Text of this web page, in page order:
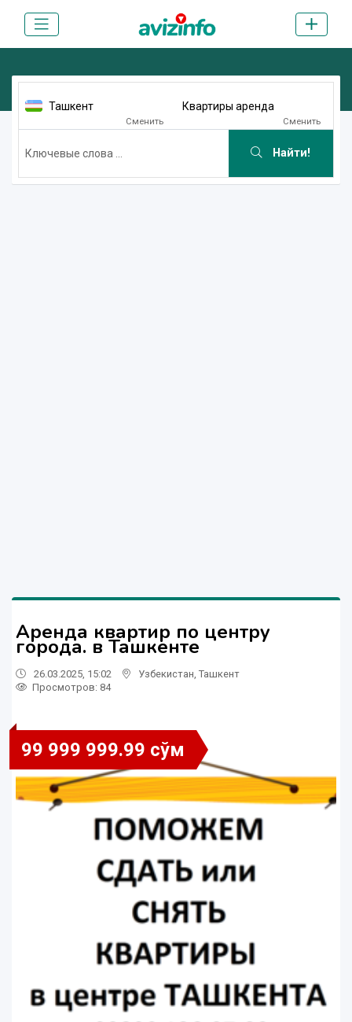
Ташкент
Сменить
Квартиры аренда
Сменить
Найти!
Аренда квартир по центру
города. в Ташкенте
26.03.2025, 15:02 Узбекистан Ташкент
Просмотров: 84
99 999 999.99 сўм